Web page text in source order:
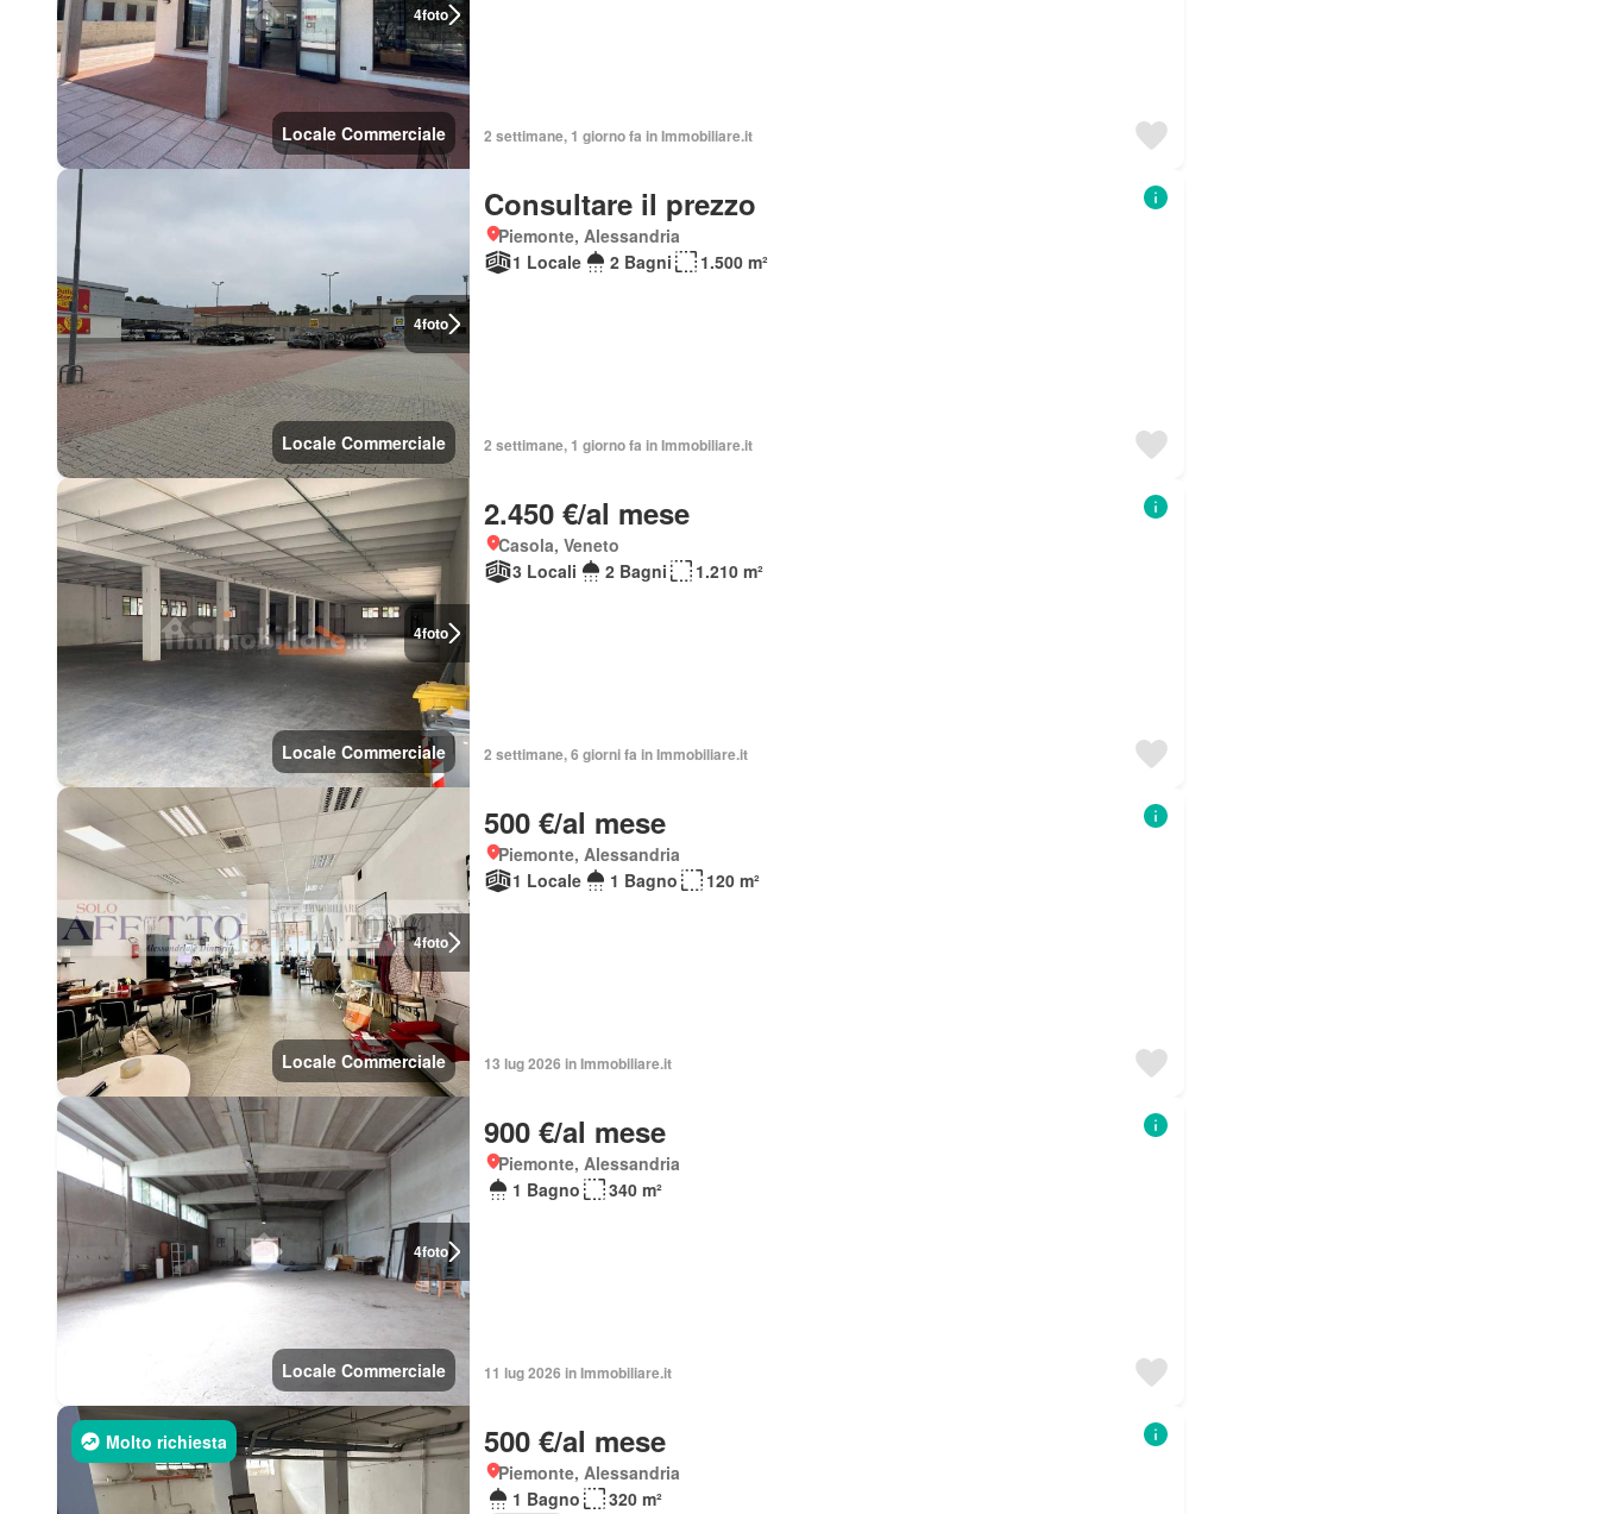
4foto
Locale Commerciale 2 settimane, 1 giorno fa in Immobiliare.it
4foto
Locale Commerciale
Consultare il prezzo
Piemonte, Alessandria
1 Locale
2 Bagni 1.500 m²
2 settimane, 1 giorno fa in Immobiliare.it
4foto
Locale Commerciale
2.450 €/al mese
Casola, Veneto
3 Locali
2 Bagni 1.210 m²
2 settimane, 6 giorni fa in Immobiliare.it
4foto
Locale Commerciale
500 €/al mese
Piemonte, Alessandria
1 Locale
1 Bagno 120 m²
13 lug 2026 in Immobiliare.it
4foto
Locale Commerciale
900 €/al mese
Piemonte, Alessandria
1 Bagno
340 m²
11 lug 2026 in Immobiliare.it
Molto richiesta 500 €/al mese
Piemonte, Alessandria
1 Bagno
320 m²